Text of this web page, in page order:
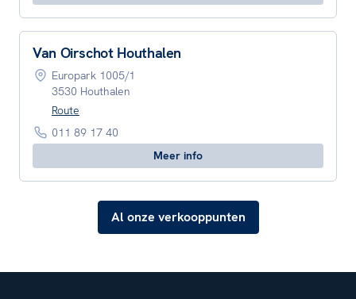
Van Oirschot Houthalen
Europark 1005/1
3530 Houthalen
Route
011 89 17 40
Meer info
Al onze verkooppunten